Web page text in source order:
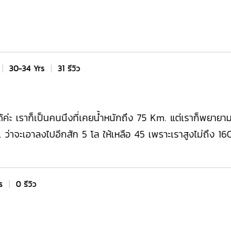
| 30-34 Yrs | 31 รีวิว
ะ เราก็เป็นคนนึงที่เคยน้ำหนักถึง 75 Km. แต่เราก็พยายา
ะเอาลงไปอีกสัก 5 โล ให้เหลือ 45 เพราะเราสูงไม่ถึง
| 0 รีวิว